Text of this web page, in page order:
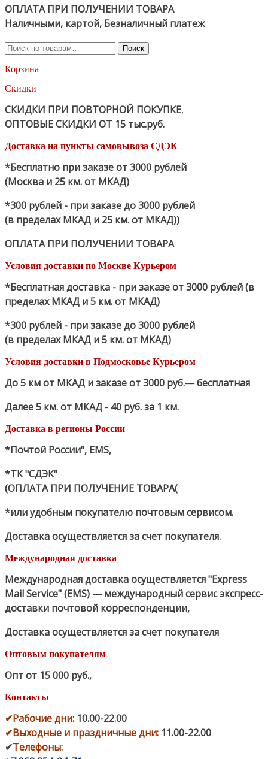
ОПЛАТА ПРИ ПОЛУЧЕНИИ ТОВАРА
Наличными, картой, Безналичный платеж
Искать:
Поиск
Корзина
Скидки
СКИДКИ ПРИ ПОВТОРНОЙ ПОКУПКЕ,
ОПТОВЫЕ СКИДКИ ОТ 15 тыс.руб.
Доставка на пункты самовывоза СДЭК
*Бесплатно при заказе от 3000 рублей
(Москва и 25 км. от МКАД)
*300 рублей - при заказе до 3000 рублей
(в пределах МКАД и 25 км. от МКАД))
ОПЛАТА ПРИ ПОЛУЧЕНИИ ТОВАРА
Условия доставки по Москве Курьером
*Бесплатная доставка - при заказе от 3000 рублей (в
пределах МКАД и 5 км. от МКАД)
*300 рублей - при заказе до 3000 рублей
(в пределах МКАД и 5 км. от МКАД)
Условия доставки в Подмосковье Курьером
До 5 км от МКАД и заказе от 3000 руб.— бесплатная
Далее 5 км. от МКАД - 40 руб. за 1 км.
Доставка в регионы России
*Почтой России", EMS,
*ТК "СДЭК"
(ОПЛАТА ПРИ ПОЛУЧЕНИЕ ТОВАРА(
*или удобным покупателю почтовым сервисом.
Доставка осуществляется за счет покупателя.
Международная доставка
Международная доставка осуществляется "Express
Mail Service" (EMS) — международный сервис экспресс-
доставки почтовой корреспонденции,
Доставка осуществляется за счет покупателя
Оптовым покупателям
Опт от 15 000 руб.,
Контакты
✔Рабочие дни: 10.00-22.00
✔Выходные и праздничные дни: 11.00-22.00
✔Телефоны: